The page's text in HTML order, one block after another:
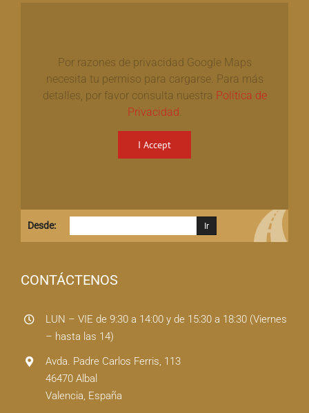
Por razones de privacidad Google Maps
necesita tu permiso para cargarse. Para más
detalles, por favor consulta nuestra Política de
Privacidad
I Accept
Desde:
CONTÁCTENOS
LUN – VIE de 9:30 a 14:00 y de 15:30 a 18:30 (Viernes
– hasta las 14)
Avda. Padre Carlos Ferris, 113
46470 Albal
Valencia, España